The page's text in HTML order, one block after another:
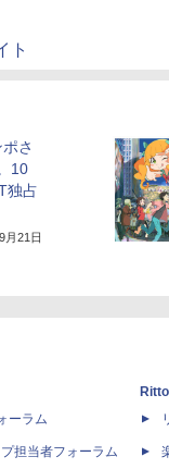
ト
さ
10
独占
月21日
ーラム
担当者フォーラム